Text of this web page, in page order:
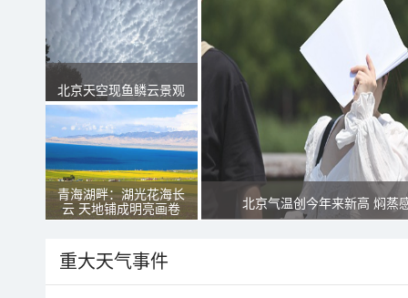
北京天空现鱼鳞云景观
青海湖畔：湖光花海长
云 天地铺成明亮画卷
北京气温创今年来新高 焖蒸
重大天气事件